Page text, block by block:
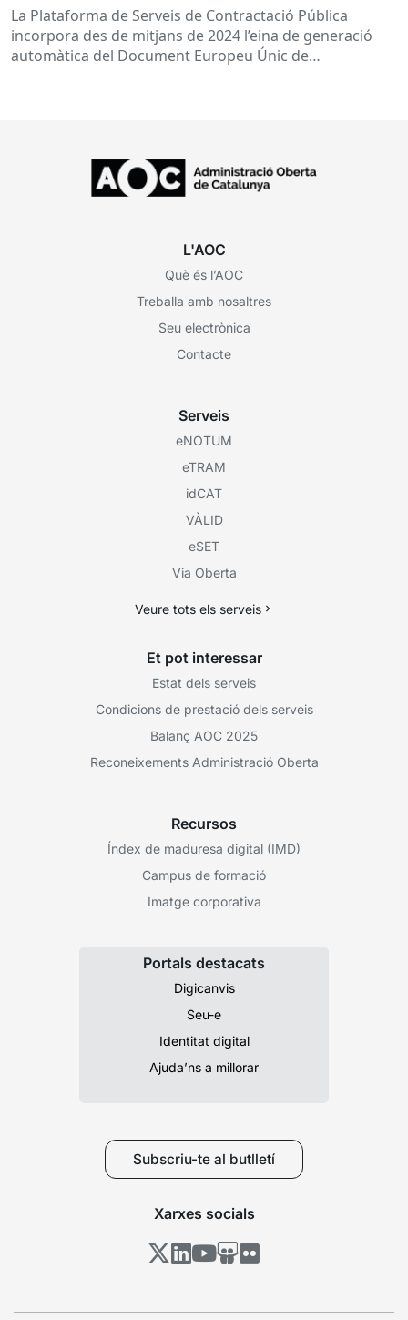
La Plataforma de Serveis de Contractació Pública
incorpora des de mitjans de 2024 l’eina de generació
automàtica del Document Europeu Únic de
L'AOC
Què és l’AOC
Treballa amb nosaltres
Seu electrònica
Contacte
Serveis
eNOTUM
eTRAM
idCAT
VÀLID
eSET
Via Oberta
Veure tots els serveis
Et pot interessar
Estat dels serveis
Condicions de prestació dels serveis
Balanç AOC 2025
Reconeixements Administració Oberta
Recursos
Índex de maduresa digital (IMD)
Campus de formació
Imatge corporativa
Portals destacats
Digicanvis
Seu-e
Identitat digital
Ajuda’ns a millorar
Subscriu-te al butlletí
Xarxes socials